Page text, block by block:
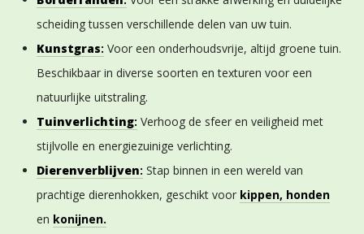
scheiding tussen verschillende delen van uw tuin.
Kunstgras: Voor een onderhoudsvrije, altijd groene tuin.
Beschikbaar in diverse soorten en texturen voor een
natuurlijke uitstraling.
Tuinverlichting: Verhoog de sfeer en veiligheid met
stijlvolle en energiezuinige verlichting.
Dierenverblijven: Stap binnen in een wereld van
prachtige dierenhokken, geschikt voor kippen, honden
en konijnen.